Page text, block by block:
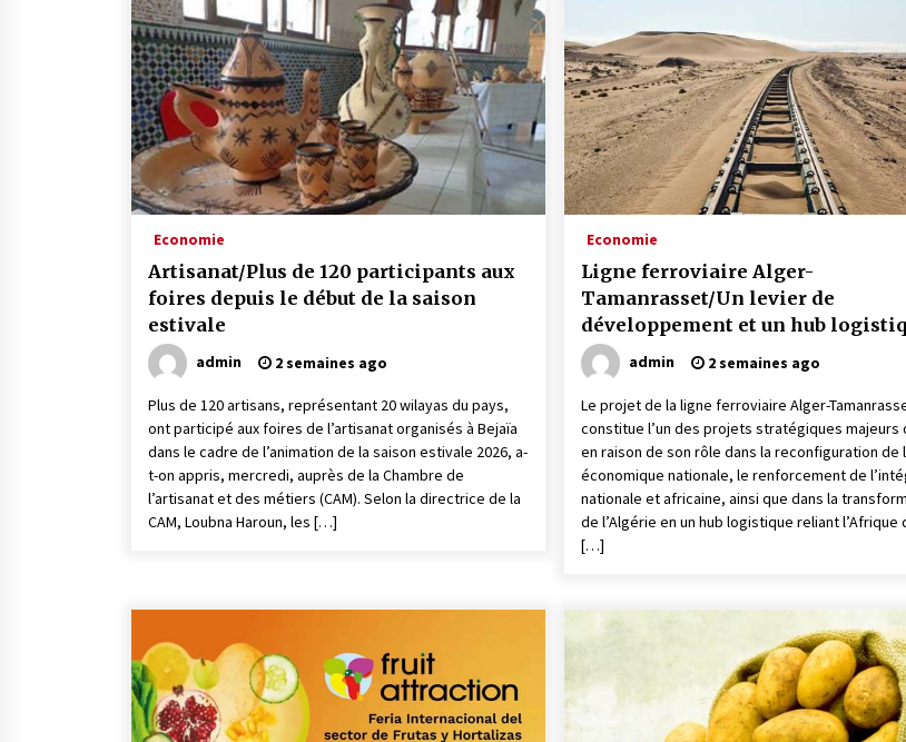
des montagnards
4 ans ago
5 ans ago
Le bouc de l’Au-delà
5 ans ago
Le monstrueux vieillard (Un récit
du Sud algérien)
5 ans ago
Un conte targui/ Quand la tête est
Tradition orale/ D’où viennent
Economie
Artisanat/Plus de 120 participants aux
foires depuis le début de la saison
estivale
admin 2 semaines ago
Plus de 120 artisans, représentant 20 wilayas du pays,
ont participé aux foires de l’artisanat organisés à Bejaïa
dans le cadre de l’animation de la saison estivale 2026, a-
t-on appris, mercredi, auprès de la Chambre de
l’artisanat et des métiers (CAM). Selon la directrice de la
CAM, Loubna Haroun, les […]
Economie
Ligne ferroviaire Alger-
Tamanrasset/Un levier de
développement et un hub
reliant l’Algérie à l’Afrique
admin 2 semaines ago
Le projet de la ligne ferroviaire Alger-
constitue l’un des projets stratégiques majeurs
en raison de son rôle dans la reconfiguration de
économique nationale, le renforcement de
nationale et africaine, ainsi que dans la
de l’Algérie en un hub logistique reliant l’Afrique
[…]